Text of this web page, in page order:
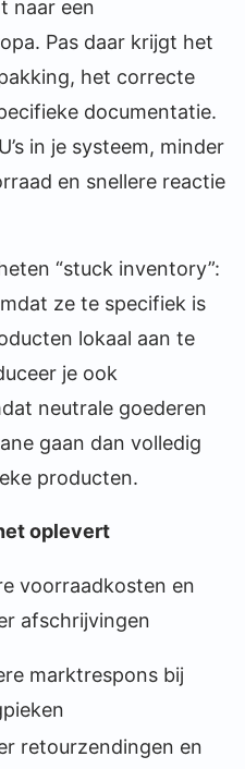
naar een
Pas daar krijgt het
het correcte
documentatie.
in je systeem, minder
en snellere reactie
“stuck inventory”:
ze te specifiek is
lokaal aan te
je ook
neutrale goederen
gaan dan volledig
producten.
oplevert
voorraadkosten en
afschrijvingen
marktrespons bij
retourzendingen en